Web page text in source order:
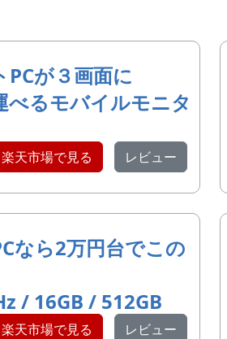
PCが３画面に
べるモバイルモニタ
楽天市場で見る レビュー
なら2万円台でこの
/ 16GB / 512GB
楽天市場で見る レビュー